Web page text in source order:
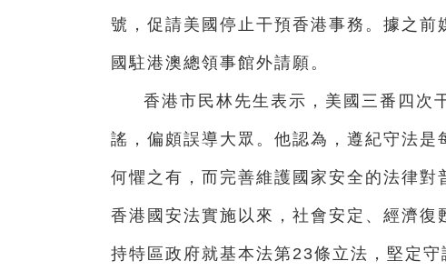
號，促請美國停止干預香港事務。據 之前
國駐港澳總領事館外請願。
香港市民林先生表示，美國三番四次
謠，偏頗誤導大眾。他認為，遵紀守法是
何懼之有，而完善維護國家安全的法律
香港國安法實施以來，社會安定、經濟
持特區政府就基本法第23條立法，堅定